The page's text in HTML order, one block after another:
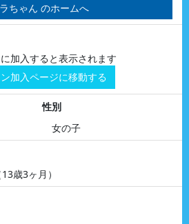
ちゃん のホームへ
加入すると表示されます
加入ページに移動する
性別
女の子
歳3ヶ月）